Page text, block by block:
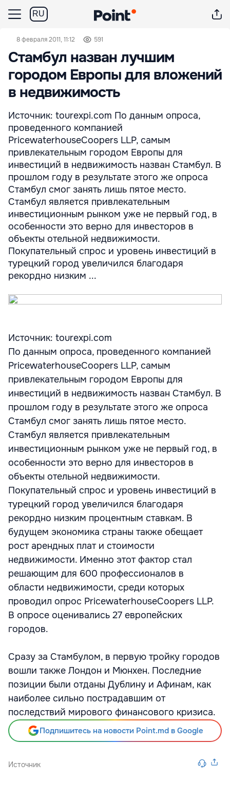
RU
8 февраля 2011, 11:12 591
Стамбул назван лучшим
городом Европы для вложений
в недвижимость
Источник: tourexpi.com По данным опроса,
проведенного компанией
PricewaterhouseCoopers LLP, самым
привлекательным городом Европы для
инвестиций в недвижимость назван Стамбул. В
прошлом году в результате этого же опроса
Стамбул смог занять лишь пятое место.
Стамбул является привлекательным
инвестиционным рынком уже не первый год, в
особенности это верно для инвесторов в
объекты отельной недвижимости.
Покупательный спрос и уровень инвестиций в
турецкий город увеличился благодаря
рекордно низким ...
Источник: tourexpi.com
По данным опроса, проведенного компанией
PricewaterhouseCoopers LLP, самым
привлекательным городом Европы для
инвестиций в недвижимость назван Стамбул. В
прошлом году в результате этого же опроса
Стамбул смог занять лишь пятое место.
Стамбул является привлекательным
инвестиционным рынком уже не первый год, в
особенности это верно для инвесторов в
объекты отельной недвижимости.
Покупательный спрос и уровень инвестиций в
турецкий город увеличился благодаря
рекордно низким процентным ставкам. В
будущем экономика страны также обещает
рост арендных плат и стоимости
недвижимости. Именно этот фактор стал
решающим для 600 профессионалов в
области недвижимости, среди которых
проводил опрос PricewaterhouseCoopers LLP.
В опросе оценивались 27 европейских
городов.
Сразу за Стамбулом, в первую тройку городов
вошли также Лондон и Мюнхен. Последние
позиции были отданы Дублину и Афинам, как
наиболее сильно пострадавшим от
последствий мирового финансового кризиса.
Подпишитесь на новости Point.md в Google
Источник